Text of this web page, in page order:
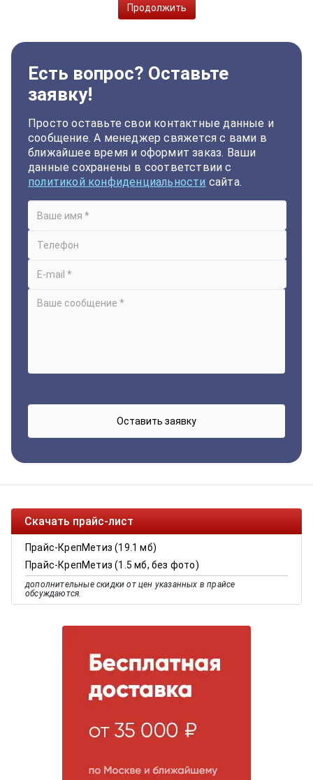
Продолжить
Есть вопрос? Оставьте
заявку!
Просто оставьте свои контактные данные и
сообщение. А менеджер свяжется с вами в
ближайшее время и оформит заказ. Ваши
данные сохранены в соответствии с
политикой конфиденциальности сайта.
Скачать прайс-лист
Прайс-КрепМетиз (19.1 мб)
Прайс-КрепМетиз (1.5 мб, без фото)
дополнительные скидки от цен указанных в прайсе
обсуждаются.